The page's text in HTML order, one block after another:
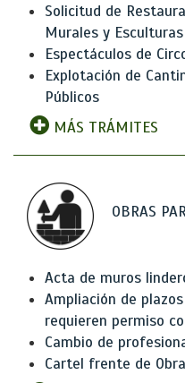
Solicitud de
Murales y Esculturas
Espectáculos de
Explotación de
Públicos
MÁS TRÁMITES
OBRAS
Acta de muros
Ampliación de
requieren permiso
Cambio de
Cartel frente de Obra